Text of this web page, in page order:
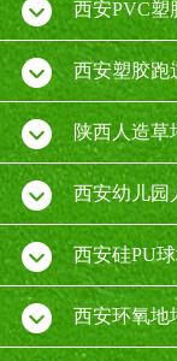
施工 西安PVC塑
厂家 西安塑胶跑
陕西人造草
西安幼儿园
西安硅PU
西安环氧地